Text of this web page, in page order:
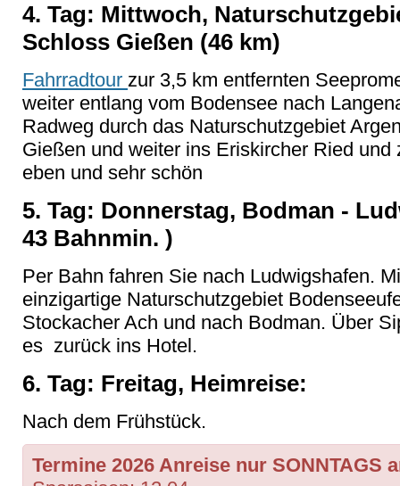
4. Tag: Mittwoch,
Schloss Gießen (46 km)
Fahrradtour zur 3,5 km entfernten
weiter entlang vom Bodensee nach
Radweg durch das Naturschutzgebiet
Gießen und weiter ins Eriskircher Ried
eben und sehr schön
5. Tag: Donnerstag, Bodman -
43 Bahnmin. )
Per Bahn fahren Sie nach Ludwigshafen.
einzigartige Naturschutzgebiet
Stockacher Ach und nach Bodman. Über
es zurück ins Hotel.
6. Tag: Freitag, Heimreise:
Nach dem Frühstück.
Termine 2026 Anreise nur SONNTAGS